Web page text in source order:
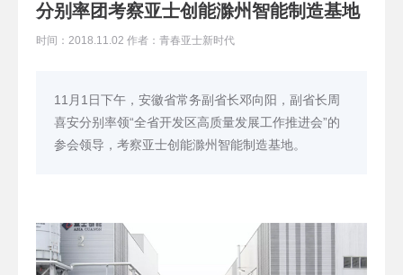
分别率团考察亚士创能滁州智能制造基地
时间：2018.11.02 作者：青春亚士新时代
11月1日下午，安徽省常务副省长邓向阳，副省长周
喜安分别率领“全省开发区高质量发展工作推进会”的
参会领导，考察亚士创能滁州智能制造基地。